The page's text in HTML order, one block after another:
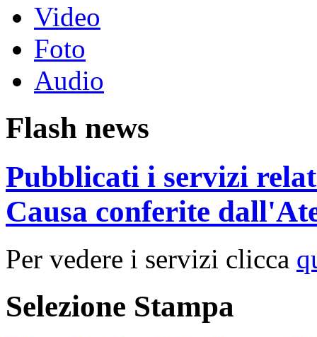
Video
Foto
Audio
Flash news
Pubblicati i servizi
Causa conferite
Per vedere i servizi clicca
Selezione Stampa